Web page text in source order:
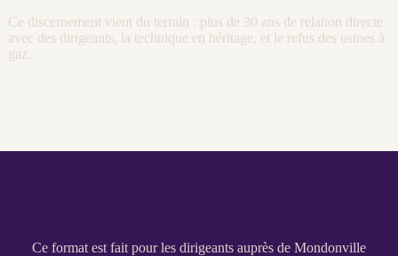
Ce discernement vient du terrain : plus de 30 ans de relation directe
avec des dirigeants, la technique en héritage, et le refus des usines à
gaz.
Ce format est fait pour les dirigeants auprès de Mondonville